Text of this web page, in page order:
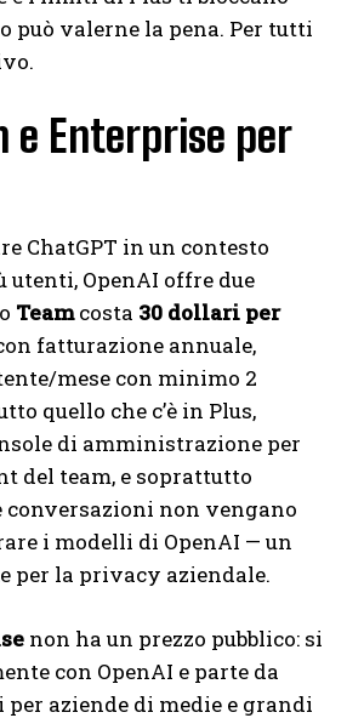
può valerne la pena. Per tutti
e Enterprise per
ChatGPT in un contesto
utenti, OpenAI offre due
Teamcosta 30 dollari per
fatturazione annuale,
mese con minimo 2
quello che c’è in Plus,
di amministrazione per
del team, e soprattutto
conversazioni non vengano
i modelli di OpenAI — un
per la privacy aziendale.
non ha un prezzo pubblico: si
con OpenAI e parte da
aziende di medie e grandi